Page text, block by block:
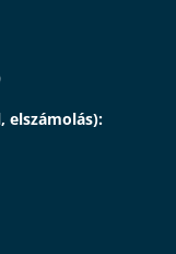
elszámolás):